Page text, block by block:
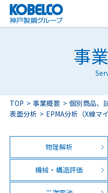
事
TOP 事業概要 個別商品、
表面分析
EPMA分析（X線マ
物理解析
機械・構造評価